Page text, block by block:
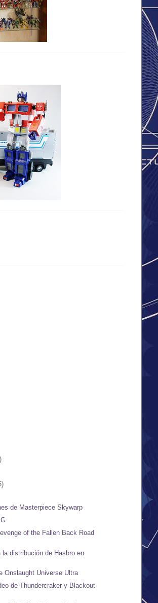
de Masterpiece Skywarp
of the Fallen Back Road
la distribución de Hasbro en
Onslaught Universe Ultra
de Thundercraker y Blackout